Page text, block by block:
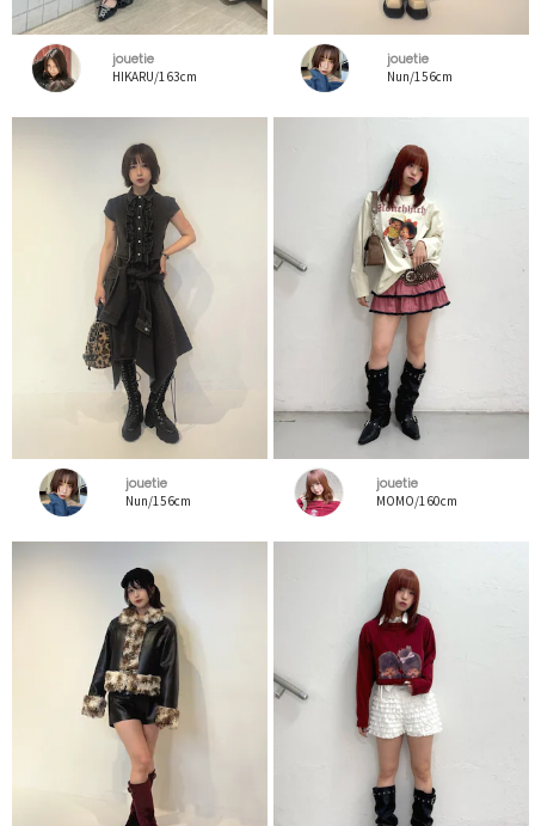
jouetie
HIKARU/163cm
jouetie
Nun/156cm
jouetie
Nun/156cm
jouetie
MOMO/160cm